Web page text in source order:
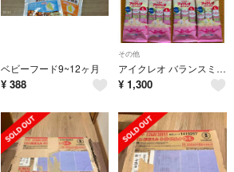
ベビーフード9~12ヶ月
¥ 388
その他
アイクレオ バランスミルク
¥ 1,300